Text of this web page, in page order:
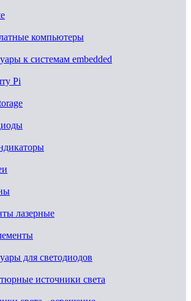
компьютеры
к системам embedded
Pi
лазерные
для светодиодов
источники света